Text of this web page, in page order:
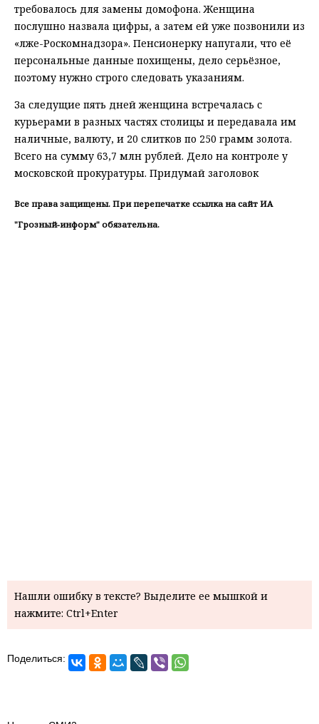
требовалось для замены домофона. Женщина
послушно назвала цифры, а затем ей уже позвонили из
«лже-Роскомнадзора». Пенсионерку напугали, что её
персональные данные похищены, дело серьёзное,
поэтому нужно строго следовать указаниям.
За следущие пять дней женщина встречалась с
курьерами в разных частях столицы и передавала им
наличные, валюту, и 20 слитков по 250 грамм золота.
Всего на сумму 63,7 млн рублей. Дело на контроле у
московской прокуратуры. Придумай заголовок
Все права защищены. При перепечатке ссылка на сайт ИА
"Грозный-информ" обязательна.
Нашли ошибку в тексте? Выделите ее мышкой и
нажмите: Ctrl+Enter
Поделиться: